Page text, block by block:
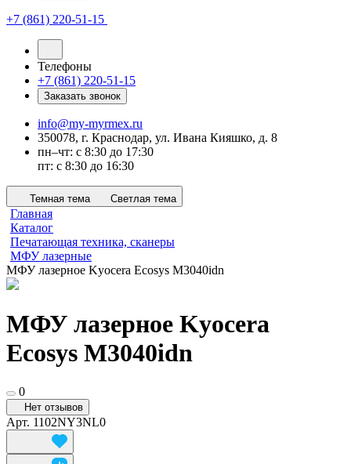
+7 (861) 220-51-15
Телефоны
+7 (861) 220-51-15
Заказать звонок
info@my-myrmex.ru
350078, г. Краснодар, ул. Ивана Кияшко, д. 8
пн–чт: с 8:30 до 17:30
пт: с 8:30 до 16:30
Темная тема Светлая тема
Главная
Каталог
Печатающая техника, сканеры
МФУ лазерные
МФУ лазерное Kyocera Ecosys M3040idn
МФУ лазерное Kyocera
Ecosys M3040idn
0
Нет отзывов
Арт. 1102NY3NL0